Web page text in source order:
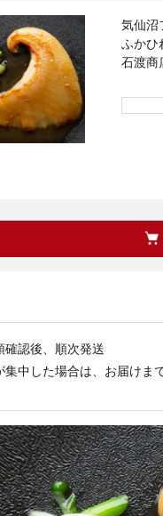
気仙沼
ふかひ
石渡商
確認後、順次発送
中した場合は、お届けま